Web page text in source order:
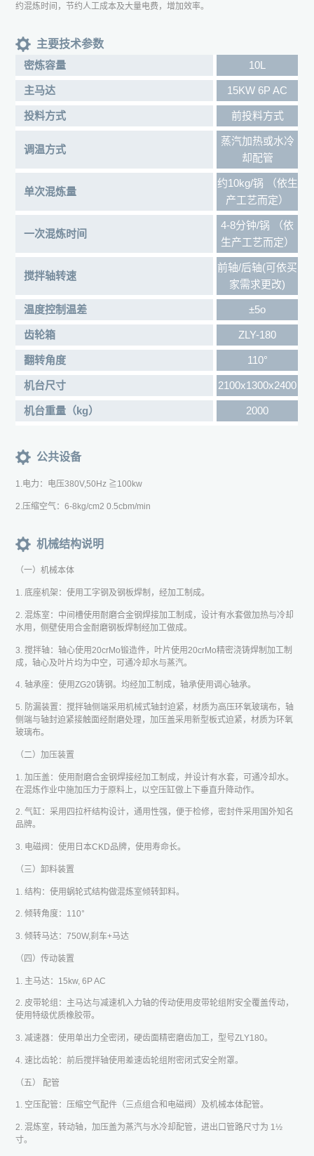
约混炼时间，节约人工成本及大量电费，增加效率。
主要技术参数
密炼容量
10L
主马达 15KW 6P AC
投料方式 前投料方式
调温方式
蒸汽加热或水冷
却配管
单次混炼量
约10kg/锅 （依生
产工艺而定）
一次混炼时间
4-8分钟/锅 （依
生产工艺而定）
搅拌轴转速
前轴/后轴(可依买
家需求更改)
温度控制温差 ±5o
齿轮箱 ZLY-180
翻转角度 110°
机台尺寸 2100x1300x2400
机台重量（kg） 2000
公共设备
1.电力：电压380V,50Hz ≧100kw
2.压缩空气：6-8kg/cm2 0.5cbm/min
机械结构说明
（一）机械本体
1. 底座机架：使用工字钢及钢板焊制，经加工制成。
2. 混炼室：中间槽使用耐磨合金钢焊接加工制成，设计有水套做加热与冷却
水用，侧壁使用合金耐磨钢板焊制经加工做成。
3. 搅拌轴：轴心使用20crMo锻造件，叶片使用20crMo精密浇铸焊制加工制
成，轴心及叶片均为中空，可通冷却水与蒸汽。
4. 轴承座：使用ZG20铸钢。均经加工制成，轴承使用调心轴承。
5. 防漏装置：搅拌轴侧端采用机械式轴封迫紧，材质为高压环氧玻璃布，轴
侧端与轴封迫紧接触面经耐磨处理，加压盖采用新型板式迫紧，材质为环氧
玻璃布。
（二）加压装置
1. 加压盖：使用耐磨合金钢焊接经加工制成，并设计有水套，可通冷却水。
在混炼作业中施加压力于原料上，以空压缸做上下垂直升降动作。
2. 气缸：采用四拉杆结构设计，通用性强，便于检修，密封件采用国外知名
品牌。
3. 电磁阀：使用日本CKD品牌，使用寿命长。
（三）卸料装置
1. 结构：使用蜗轮式结构做混炼室倾转卸料。
2. 倾转角度：110°
3. 倾转马达：750W,刹车+马达
（四）传动装置
1. 主马达：15kw, 6P AC
2. 皮带轮组：主马达与减速机入力轴的传动使用皮带轮组附安全覆盖传动，
使用特级优质橡胶带。
3. 减速器：使用单出力全密闭，硬齿面精密磨齿加工，型号ZLY180。
4. 速比齿轮：前后搅拌轴使用差速齿轮组附密闭式安全附罩。
（五） 配管
1. 空压配管：压缩空气配件（三点组合和电磁阀）及机械本体配管。
2. 混炼室，转动轴，加压盖为蒸汽与水冷却配管，进出口管路尺寸为 1½
寸。